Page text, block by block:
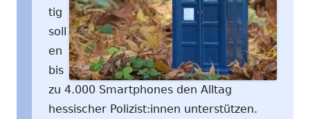
tig
soll
en
bis
zu 4.000 Smartphones den Alltag
hessischer Polizist:innen unterstützen.